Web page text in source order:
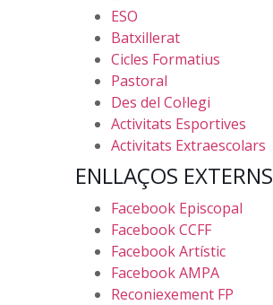
ESO
Batxillerat
Cicles Formatius
Pastoral
Des del Col·legi
Activitats Esportives
Activitats Extraescolars
ENLLAÇOS EXTERNS
Facebook Episcopal
Facebook CCFF
Facebook Artístic
Facebook AMPA
Reconiexement FP